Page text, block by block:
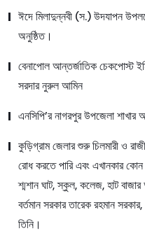
ঈদে মিলাদুন্নবী (স.) উদযাপন
অনুষ্ঠিত।
বেনাপোল আন্তর্জাতিক চেকপোস্ট
সরদার নুরুল আমিন
এনসিপি’র নাগরপুর উপজেলা শাখার
কুড়িগ্রাম জেলার শুরু চিলমারী ও
রোধ করতে পারি এবং এখানকার কোন
শ্মশান ঘাট, স্কুল, কলেজ, হাট
বর্তমান সরকার তারেক রহমান
তিনি।